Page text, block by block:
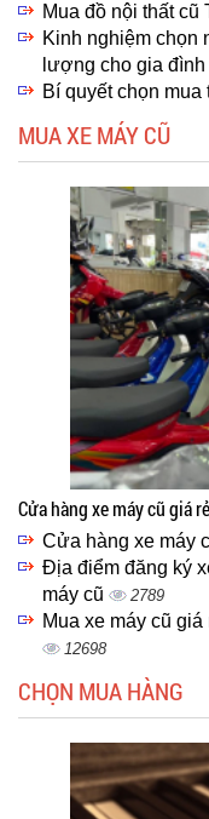
Mua đồ nội thất cũ
Kinh nghiệm chọn
lượng cho gia đình
Bí quyết chọn
MUA XE MÁY CŨ
Cửa hàng xe máy cũ giá
Cửa hàng xe máy
Địa điểm đăng ký
máy cũ
2789
Mua xe máy cũ
12698
CHỌN MUA HÀNG